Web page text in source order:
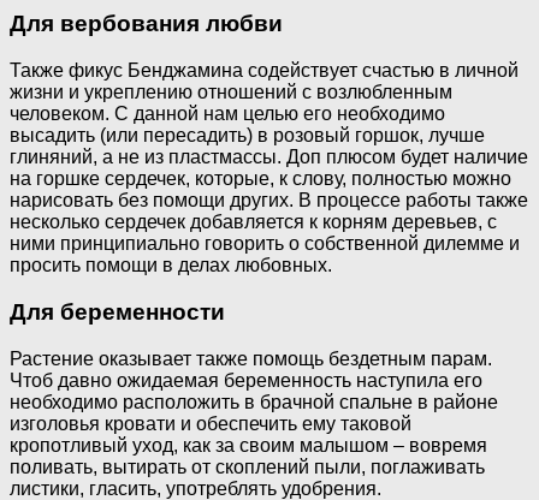
Для вербования любви
Также фикус Бенджамина содействует счастью в личной
жизни и укреплению отношений с возлюбленным
человеком. С данной нам целью его необходимо
высадить (или пересадить) в розовый горшок, лучше
глиняний, а не из пластмассы. Доп плюсом будет наличие
на горшке сердечек, которые, к слову, полностью можно
нарисовать без помощи других. В процессе работы также
несколько сердечек добавляется к корням деревьев, с
ними принципиально говорить о собственной дилемме и
просить помощи в делах любовных.
Для беременности
Растение оказывает также помощь бездетным парам.
Чтоб давно ожидаемая беременность наступила его
необходимо расположить в брачной спальне в районе
изголовья кровати и обеспечить ему таковой
кропотливый уход, как за своим малышом – вовремя
поливать, вытирать от скоплений пыли, поглаживать
листики, гласить, употреблять удобрения.